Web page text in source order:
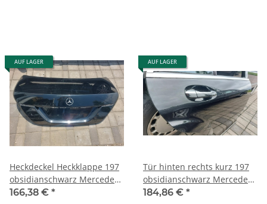
AUF LAGER
Heckdeckel Heckklappe 197
obsidianschwarz Mercedes
W221 S-Klasse 2217500275
166,38 € *
AUF LAGER
Tür hinten rechts kurz 197
obsidianschwarz Mercedes
W221 S-Klasse 2217300405
184,86 € *